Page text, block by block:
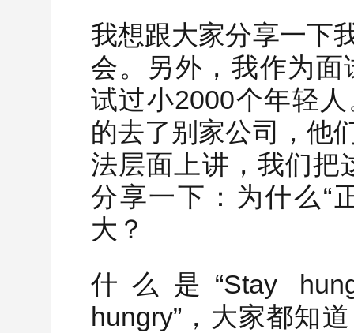
我想跟大家分享一下
会。另外，我作为
试过小2000个年轻
的去了别家公司，他
法层面上讲，我们把
分享一下：为什么“
大？
什么是“Stay
hungry”，大家都知